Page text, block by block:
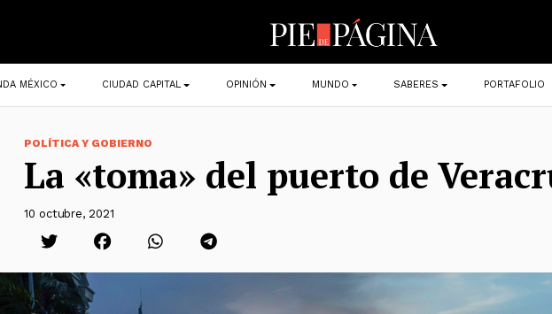
MÉXICO CIUDAD CAPITAL OPINIÓN MUNDO SABERES PORTAFOLIO
POLÍTICA Y GOBIERNO
La «toma» del puerto de
10 octubre, 2021